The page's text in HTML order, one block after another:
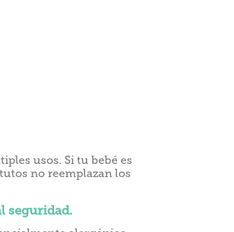
usos. Si tu bebé es
no reemplazan los
seguridad.